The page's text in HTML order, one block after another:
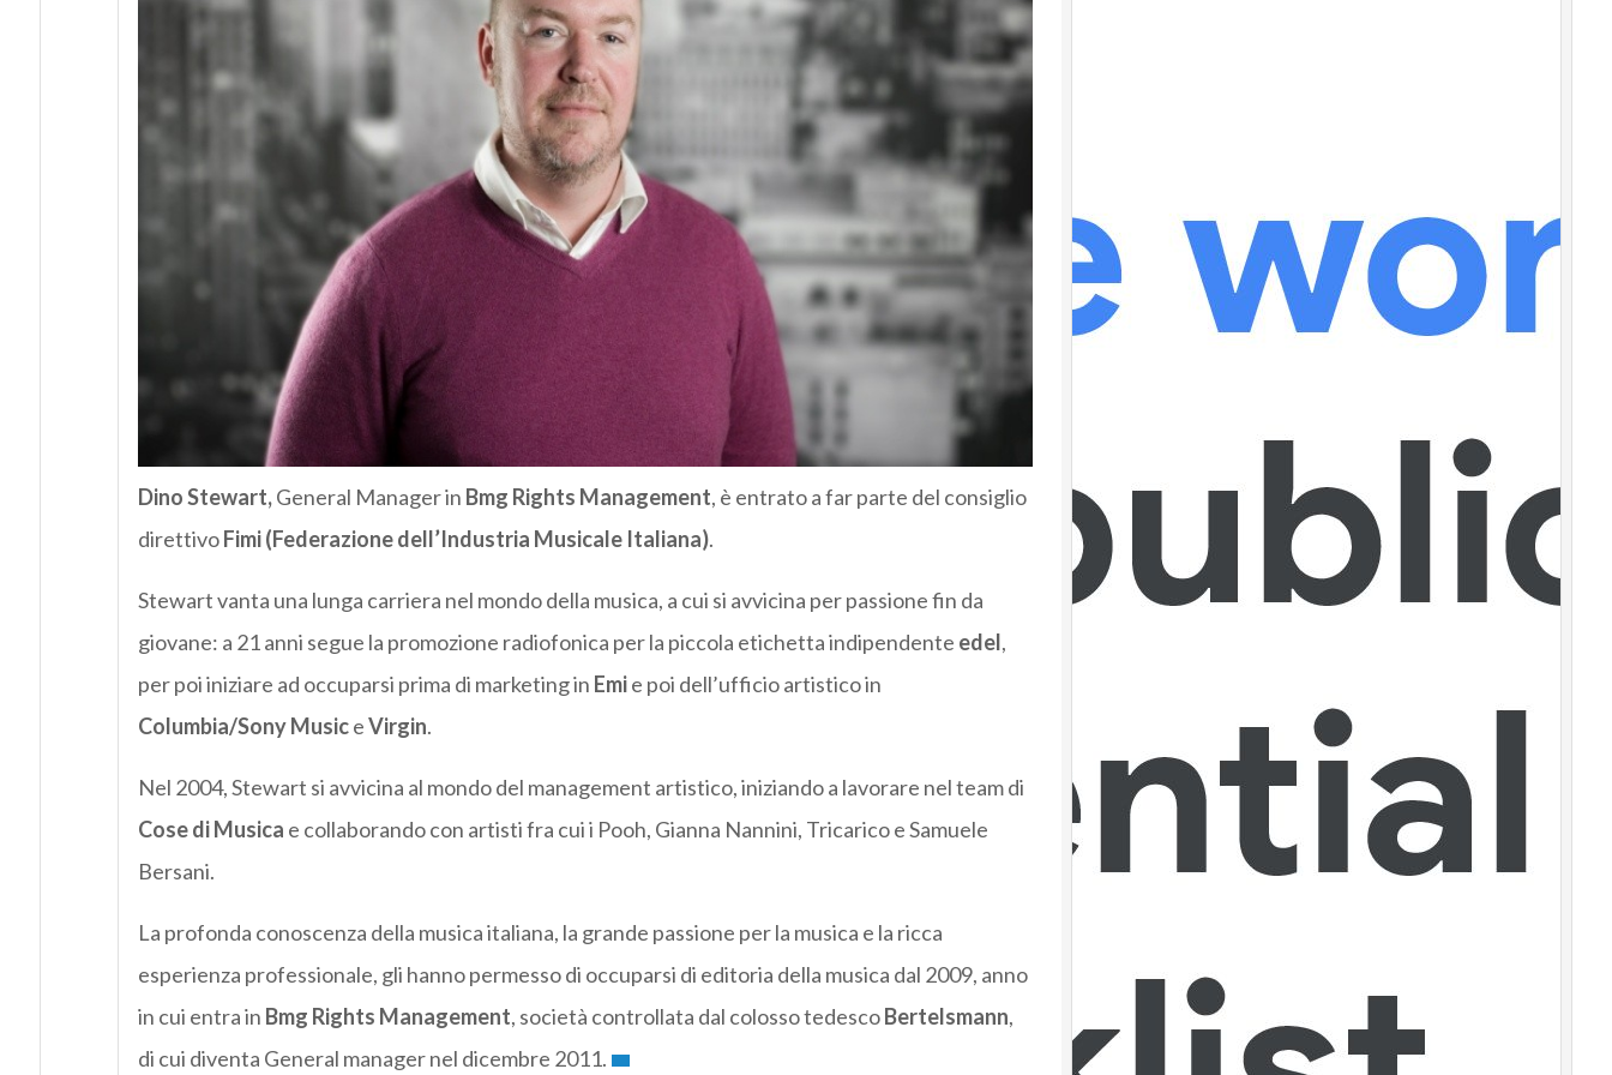
Dino Stewart,General Manager in Bmg Rights Management, è entrato a far parte del consiglio
direttivoFimi (Federazione dell’Industria Musicale Italiana).
Stewart vanta una lunga carriera nel mondo della musica, a cui si avvicina per passione fin da
giovane: a 21 anni segue la promozione radiofonica per la piccola etichetta indipendente edel,
per poi iniziare ad occuparsi prima di marketing in Emie poi dell’ufficio artistico in
Columbia/Sony MusiceVirgin.
Nel 2004, Stewart si avvicina al mondo del management artistico, iniziando a lavorare nel team di
Cose di Musica e collaborando con artisti fra cui i Pooh, Gianna Nannini, Tricarico e Samuele
Bersani.
La profonda conoscenza della musica italiana, la grande passione per la musica e la ricca
esperienza professionale, gli hanno permesso di occuparsi di editoria della musica dal 2009, anno
in cui entra in Bmg Rights Management, società controllata dal colosso tedescoBertelsmann,
di cui diventa General manager nel dicembre 2011.